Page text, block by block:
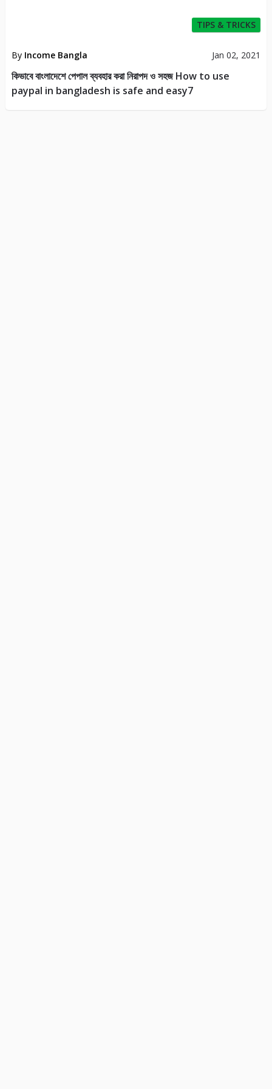
TIPS & TRICKS
By Income Bangla Jan 02, 2021
কিভাবে বাংলাদেশে পেপাল ব্যবহার করা নিরাপদ ও সহজ How to use
paypal in bangladesh is safe and easy7